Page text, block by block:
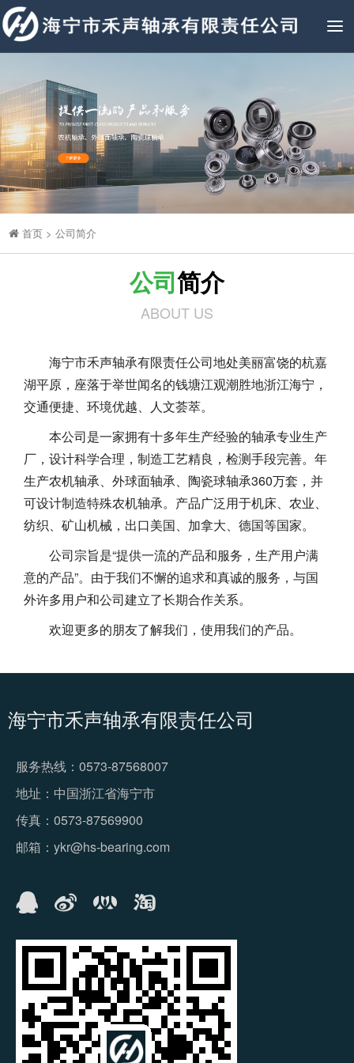
首页 > 公司简介
公司简介
ABOUT US
海宁市禾声轴承有限责任公司地处美丽富饶的杭嘉
湖平原，座落于举世闻名的钱塘江观潮胜地浙江海宁，
交通便捷、环境优越、人文荟萃。
本公司是一家拥有十多年生产经验的轴承专业生产
厂，设计科学合理，制造工艺精良，检测手段完善。年
生产农机轴承、外球面轴承、陶瓷球轴承360万套，并
可设计制造特殊农机轴承。产品广泛用于机床、农业、
纺织、矿山机械，出口美国、加拿大、德国等国家。
公司宗旨是“提供一流的产品和服务，生产用户满
意的产品”。由于我们不懈的追求和真诚的服务，与国
外许多用户和公司建立了长期合作关系。
欢迎更多的朋友了解我们，使用我们的产品。
海宁市禾声轴承有限责任公司
服务热线：0573-87568007
地址：中国浙江省海宁市
传真：0573-87569900
邮箱：ykr@hs-bearing.com